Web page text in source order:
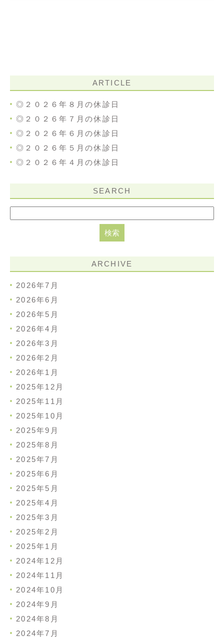
ARTICLE
◎２０２６年８月の休診日
◎２０２６年７月の休診日
◎２０２６年６月の休診日
◎２０２６年５月の休診日
◎２０２６年４月の休診日
SEARCH
ARCHIVE
2026年7月
2026年6月
2026年5月
2026年4月
2026年3月
2026年2月
2026年1月
2025年12月
2025年11月
2025年10月
2025年9月
2025年8月
2025年7月
2025年6月
2025年5月
2025年4月
2025年3月
2025年2月
2025年1月
2024年12月
2024年11月
2024年10月
2024年9月
2024年8月
2024年7月